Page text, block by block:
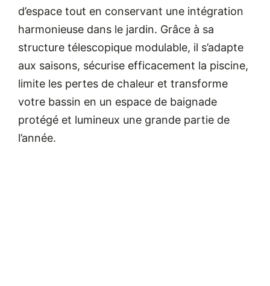
d’espace tout en conservant une intégration
harmonieuse dans le jardin. Grâce à sa
structure télescopique modulable, il s’adapte
aux saisons, sécurise efficacement la piscine,
limite les pertes de chaleur et transforme
votre bassin en un espace de baignade
protégé et lumineux une grande partie de
l’année.